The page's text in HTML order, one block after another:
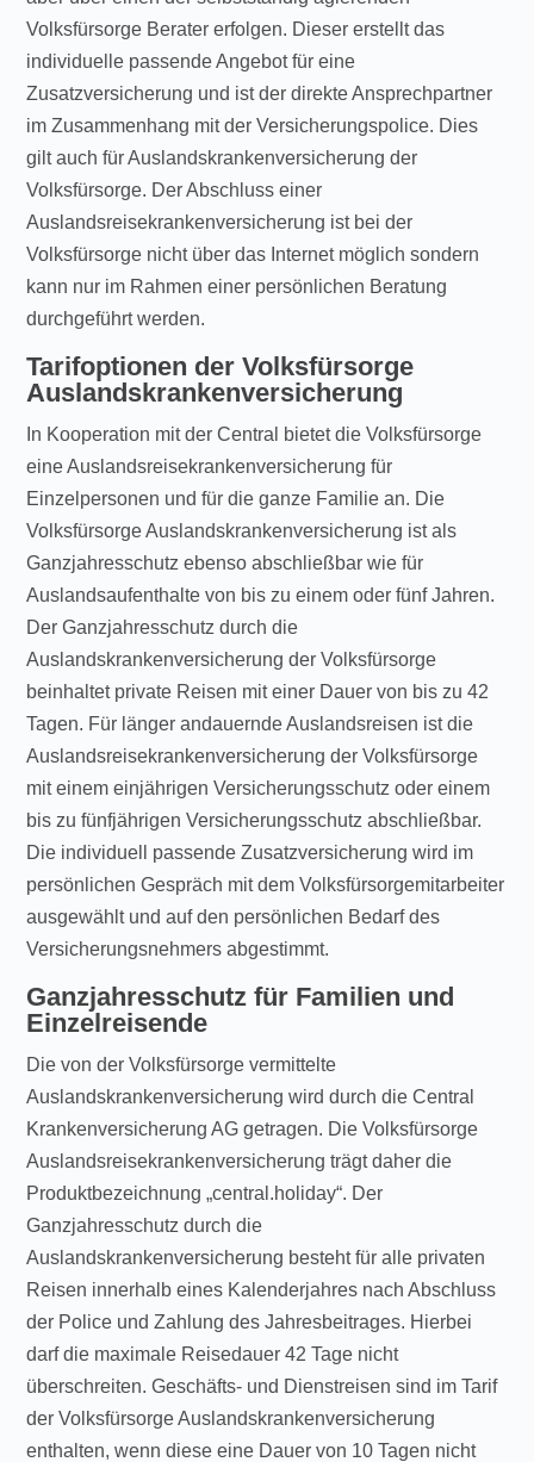
Volksfürsorge Berater erfolgen. Dieser erstellt das
individuelle passende Angebot für eine
Zusatzversicherung und ist der direkte Ansprechpartner
im Zusammenhang mit der Versicherungspolice. Dies
gilt auch für Auslandskrankenversicherung der
Volksfürsorge. Der Abschluss einer
Auslandsreisekrankenversicherung ist bei der
Volksfürsorge nicht über das Internet möglich sondern
kann nur im Rahmen einer persönlichen Beratung
durchgeführt werden.
Tarifoptionen der Volksfürsorge
Auslandskrankenversicherung
In Kooperation mit der Central bietet die Volksfürsorge
eine Auslandsreisekrankenversicherung für
Einzelpersonen und für die ganze Familie an. Die
Volksfürsorge Auslandskrankenversicherung ist als
Ganzjahresschutz ebenso abschließbar wie für
Auslandsaufenthalte von bis zu einem oder fünf Jahren.
Der Ganzjahresschutz durch die
Auslandskrankenversicherung der Volksfürsorge
beinhaltet private Reisen mit einer Dauer von bis zu 42
Tagen. Für länger andauernde Auslandsreisen ist die
Auslandsreisekrankenversicherung der Volksfürsorge
mit einem einjährigen Versicherungsschutz oder einem
bis zu fünfjährigen Versicherungsschutz abschließbar.
Die individuell passende Zusatzversicherung wird im
persönlichen Gespräch mit dem Volksfürsorgemitarbeiter
ausgewählt und auf den persönlichen Bedarf des
Versicherungsnehmers abgestimmt.
Ganzjahresschutz für Familien und
Einzelreisende
Die von der Volksfürsorge vermittelte
Auslandskrankenversicherung wird durch die Central
Krankenversicherung AG getragen. Die Volksfürsorge
Auslandsreisekrankenversicherung trägt daher die
Produktbezeichnung „central.holiday“. Der
Ganzjahresschutz durch die
Auslandskrankenversicherung besteht für alle privaten
Reisen innerhalb eines Kalenderjahres nach Abschluss
der Police und Zahlung des Jahresbeitrages. Hierbei
darf die maximale Reisedauer 42 Tage nicht
überschreiten. Geschäfts- und Dienstreisen sind im Tarif
der Volksfürsorge Auslandskrankenversicherung
enthalten, wenn diese eine Dauer von 10 Tagen nicht